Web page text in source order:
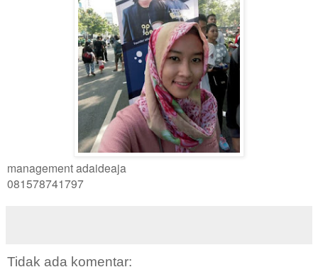
management adaideaja
081578741797
Tidak ada komentar: